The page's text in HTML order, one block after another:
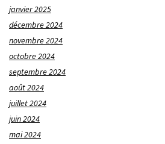
janvier 2025
décembre 2024
novembre 2024
octobre 2024
septembre 2024
août 2024
juillet 2024
juin 2024
mai 2024